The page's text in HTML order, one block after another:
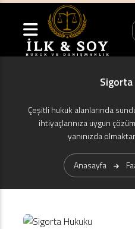
Sigorta
Çeşitli hukuk alanlarında
ihtiyaçlarınıza uygun
yanınızda
Anasayfa